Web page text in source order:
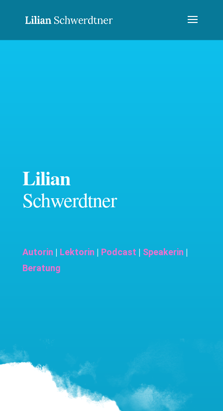
Lilian
Schwerdtner
Autorin | Lektorin | Podcast | Speakerin |
Beratung